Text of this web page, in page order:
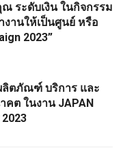
ระดับเงิน ในกิจกรรม
านให้เป็นศูนย์ หรือ
2023”
ตภัณฑ์ บริการ และ
ต ในงาน JAPAN
2023